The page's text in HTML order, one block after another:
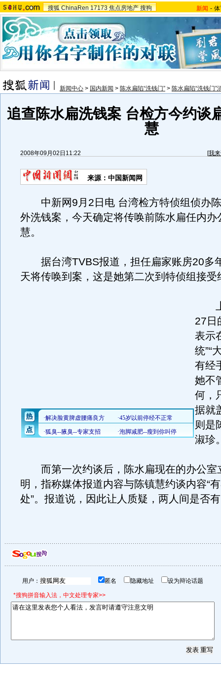
搜狐 ChinaRen 17173 焦点房地产 搜狗 新闻 -
新闻中心 > 国内新闻 > 陈水扁陷“洗钱门” > 陈水扁陷“洗钱门”
追查陈水扁洗钱案 台检方今约谈
慧
2008年09月02日11:22 [我
来源：中国新闻网
中新网9月2日电 台湾检方特侦组侦办
外洗钱案，今天确定将传唤前陈水扁任内办
慧。
据台湾TVBS报道，担任扁家账房20多
天将传唤到案，这是她第二次到特侦组接受
上
27日
表示
统”“
有经
她不
何，
据就
则是
淑珍
而第一次约谈后，陈水扁现在的办公室
明，指称媒体报道内容与陈镇慧约谈内容“
处”。报道说，因此让人质疑，两人间是否
用户： 匿名 隐藏地址 设为辩论话题
*搜狗拼音输入法，中文处理专家>>